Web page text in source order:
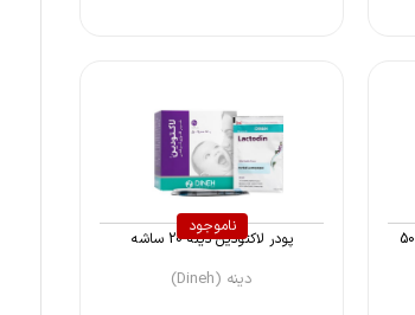
کپسول مولتی‌ پلاس بانوان بالای 50
ناموجود
پودر لاکتودین دینه 20 ساشه
دینه (Dineh)